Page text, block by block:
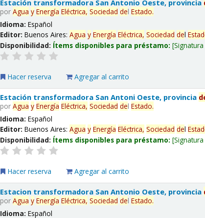
Estación transformadora San Antonio Oeste, provincia
porAgua y Energía Eléctrica, Sociedad delEstado.
Idioma:Español
Editor:Buenos Aires:Agua y Energía Eléctrica, Sociedad del
Disponibilidad: Ítems disponibles para préstamo:
Hacer reserva Agregar al carrito
Estación transformadora San Antoni Oeste, provincia
porAgua y Energía Eléctrica, Sociedad delEstado.
Idioma:Español
Editor:Buenos Aires:Agua y Energía Eléctrica, Sociedad del
Disponibilidad: Ítems disponibles para préstamo:
Hacer reserva Agregar al carrito
Estacion transformadora San Antonio Oeste, provincia
porAgua y Energía Eléctrica, Sociedad delEstado.
Idioma:Español